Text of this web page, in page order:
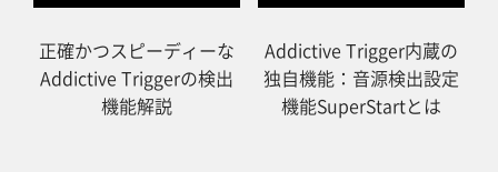
正確かつスピーディーな
Addictive Triggerの検出
機能解説
Addictive Trigger内蔵の
独自機能：音源検出設定
機能SuperStartとは